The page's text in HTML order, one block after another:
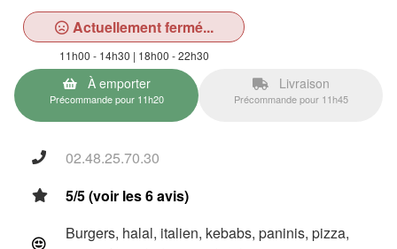
Actuellement fermé...
11h00 - 14h30 | 18h00 - 22h30
À emporter
Précommande pour 11h20
Livraison
Précommande pour 11h45
02.48.25.70.30
5/5 (voir les 6 avis)
Burgers, halal, italien, kebabs, paninis, pizza,